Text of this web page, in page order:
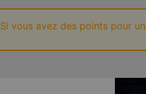
Si vous avez des points pour